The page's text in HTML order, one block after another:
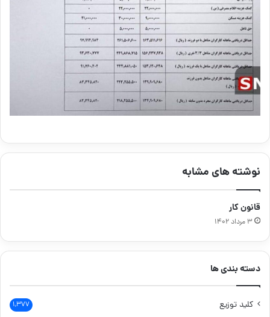
نوشته های مشابه
قانون کار
۳ مرداد ۱۴۰۲
دسته بندی ها
کلید توزیع ۱,۳۷۷